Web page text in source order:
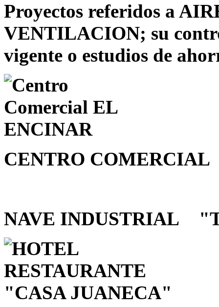
Proyectos referidos a
VENTILACION; su
vigente o estudios de
CENTRO
NAVE INDUSTRIAL